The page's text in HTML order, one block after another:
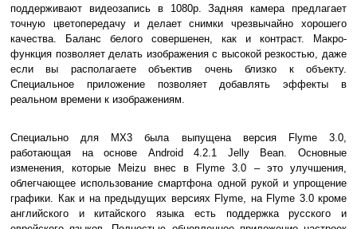
поддерживают видеозапись в 1080p. Задняя камера предлагает
точную цветопередачу и делает снимки чрезвычайно хорошего
качества. Баланс белого совершенен, как и контраст. Макро-
функция позволяет делать изображения с высокой резкостью, даже
если вы располагаете объектив очень близко к объекту.
Специальное приложение позволяет добавлять эффекты в
реальном времени к изображениям.
Специально для MX3 была выпущена версия Flyme 3.0,
работающая на основе Android 4.2.1 Jelly Bean. Основные
изменения, которые Meizu внес в Flyme 3.0 – это улучшения,
облегчающее использование смартфона одной рукой и упрощение
графики. Как и на предыдущих версиях Flyme, на Flyme 3.0 кроме
английского и китайского языка есть поддержка русского и